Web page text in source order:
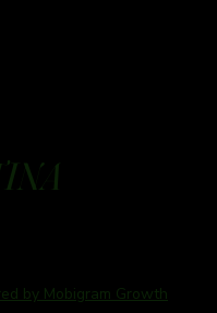
by Mobigram Growth